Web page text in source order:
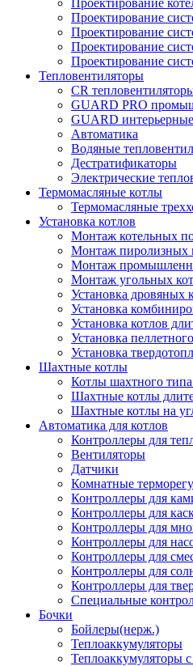
Проектирование
Проектирование
Проектирование
Проектирование
Проектирование
Тепловентиляторы
CR
GUARD PRO
GUARD
Автоматика
Водяные
Дестратификаторы
Электрические
Термомасляные котлы
Термомасляные
Установка котлов
Монтаж котельных
Монтаж пиролизных
Монтаж
Монтаж угольных
Установка дровяных
Установка
Установка котлов
Установка
Установка
Шахтные котлы
Котлы шахтного
Шахтные котлы
Шахтные котлы на
Автоматика для котлов
Контроллеры для
Вентиляторы
Датчики
Комнатные
Контроллеры для
Контроллеры для
Контроллеры для
Контроллеры для
Контроллеры для
Контроллеры для
Контроллеры для
Специальные
Бочки
Бойлеры(нерж.)
Теплоаккумуляторы
Теплоаккумуляторы